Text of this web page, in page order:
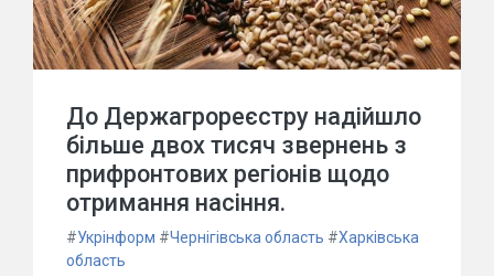
До Держагрореєстру надійшло
більше двох тисяч звернень з
прифронтових регіонів щодо
отримання насіння.
#Укрінформ #Чернігівська область #Харківська
область